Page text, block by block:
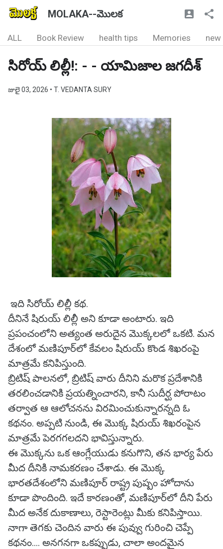
MOLAKA--మొలక
ALL Book Review health tips Memories new
సిరోయ్ లిల్లీ!: - - యామిజాల జగదీశ్
జులై 03, 2026 • T. VEDANTA SURY
ఇది సిరోయ్ లిల్లీ కథ.
దీనినే షిరుయ్ లిల్లీ అని కూడా అంటారు. ఇది
ప్రపంచంలోని అత్యంత అరుదైన మొక్కలలో ఒకటి. మన
దేశంలో మణిపూర్‌లో కేవలం షిరుయ్ కొండ శిఖరంపై
మాత్రమే కనిపిస్తుంది.
బ్రిటిష్ పాలనలో, బ్రిటిష్ వారు దీనిని మరొక ప్రదేశానికి
తరలించడానికి ప్రయత్నించారని, కానీ సుదీర్ఘ పోరాటం
తర్వాత ఆ ఆలోచనను విరమించుకున్నారన్నది ఓ
కథనం. అప్పటి నుండి, ఈ మొక్క షిరుయ్ శిఖరంపైన
మాత్రమే పెరగగలదని భావిస్తున్నారు.
ఈ మొక్కను ఒక ఆంగ్లేయుడు కనుగొని, తన భార్య పేరు
మీద దీనికి నామకరణం చేశాడు. ఈ మొక్క
భారతదేశంలోని మణిపూర్ రాష్ట్ర పుష్పం హోదాను
కూడా పొందింది. ఇదే కారణంతో, మణిపూర్‌లో దీని పేరు
మీద అనేక దుకాణాలు, రెస్టారెంట్లు మీకు కనిపిస్తాయి.
నాగా తెగకు చెందిన వారు ఈ పువ్వు గురించి చెప్పే
కథనం.... అనగనగా ఒకప్పుడు, చాలా అందమైన